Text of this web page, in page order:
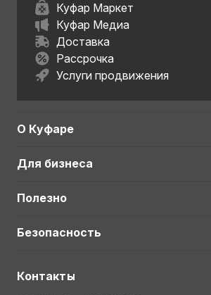
Куфар Маркет
Куфар Медиа
Доставка
Рассрочка
Услуги продвижения
О Куфаре
Для бизнеса
Полезно
Безопасность
Контакты